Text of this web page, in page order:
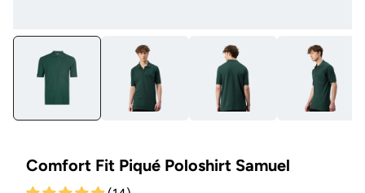
Medien
Modal
Comfort Fit Piqué Poloshirt Samuel